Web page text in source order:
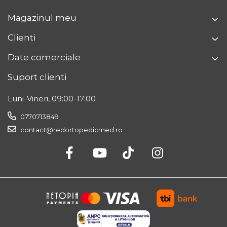
Magazinul meu
Clienti
Date comerciale
Suport clienti
Luni-Vineri, 09:00-17:00
0770713849
contact@redortopedicmed.ro